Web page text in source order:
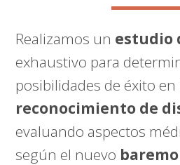
Realizamos un estudio
exhaustivo para
posibilidades de éxito
reconocimiento de
evaluando aspectos
según el nuevo